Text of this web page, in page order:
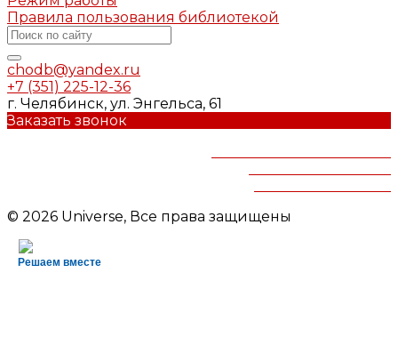
Правила пользования библиотекой
chodb@yandex.ru
+7 (351) 225-12-36
г. Челябинск, ул. Энгельса, 61
Заказать звонок
© 2026 Universe, Все права защищены
Решаем вместе